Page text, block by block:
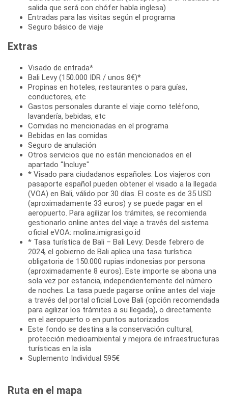
salida que será con chófer habla inglesa)
Entradas para las visitas según el programa
Seguro básico de viaje
Extras
Visado de entrada*
Bali Levy (150.000 IDR / unos 8€)*
Propinas en hoteles, restaurantes o para guías,
conductores, etc
Gastos personales durante el viaje como teléfono,
lavandería, bebidas, etc
Comidas no mencionadas en el programa
Bebidas en las comidas
Seguro de anulación
Otros servicios que no están mencionados en el
apartado “Incluye"
* Visado para ciudadanos españoles. Los viajeros con
pasaporte español pueden obtener el visado a la llegada
(VOA) en Bali, válido por 30 días. El coste es de 35 USD
(aproximadamente 33 euros) y se puede pagar en el
aeropuerto. Para agilizar los trámites, se recomienda
gestionarlo online antes del viaje a través del sistema
oficial eVOA: molina.imigrasi.go.id
* Tasa turística de Bali – Bali Levy: Desde febrero de
2024, el gobierno de Bali aplica una tasa turística
obligatoria de 150.000 rupias indonesias por persona
(aproximadamente 8 euros). Este importe se abona una
sola vez por estancia, independientemente del número
de noches. La tasa puede pagarse online antes del viaje
a través del portal oficial Love Bali (opción recomendada
para agilizar los trámites a su llegada), o directamente
en el aeropuerto o en puntos autorizados
Este fondo se destina a la conservación cultural,
protección medioambiental y mejora de infraestructuras
turísticas en la isla
Suplemento Individual 595€
Ruta en el mapa